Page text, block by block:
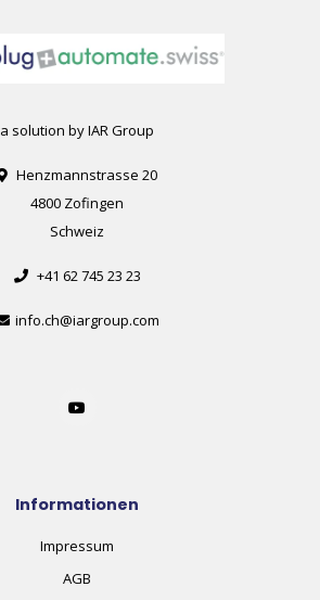
a solution by IAR Group
Henzmannstrasse 20
4800 Zofingen
Schweiz
+41 62 745 23 23
info.ch@iargroup.com
Informationen
Impressum
AGB